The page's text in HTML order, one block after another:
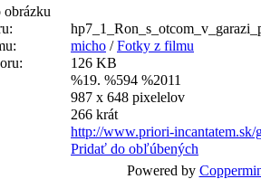
obrázku
micho /Fotky z filmu
126 KB
%19. %594 %2011
987 x 648 pixelelov
266 krát
http://www.priori-incantatem.sk/
Pridať do obľúbených
Powered by